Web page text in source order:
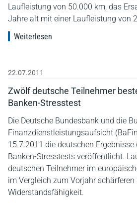
Laufleistung von 50.000 km, das
Jahre alt mit einer Laufleistung von
Weiterlesen
22.07.2011
Zwölf deutsche Teilnehmer
Banken-Stresstest
Die Deutsche Bundesbank und die
Finanzdienstleistungsaufsicht
15.7.2011 die deutschen Ergebnisse
Banken-Stresstests veröffentlicht.
deutschen Teilnehmer im
im Vergleich zum Vorjahr schärferen
Widerstandsfähigkeit.